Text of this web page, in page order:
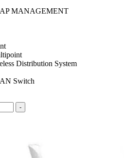
בעלת יכול עבודה במצב AP MANAGEMENT
Distribution System
Switch
-